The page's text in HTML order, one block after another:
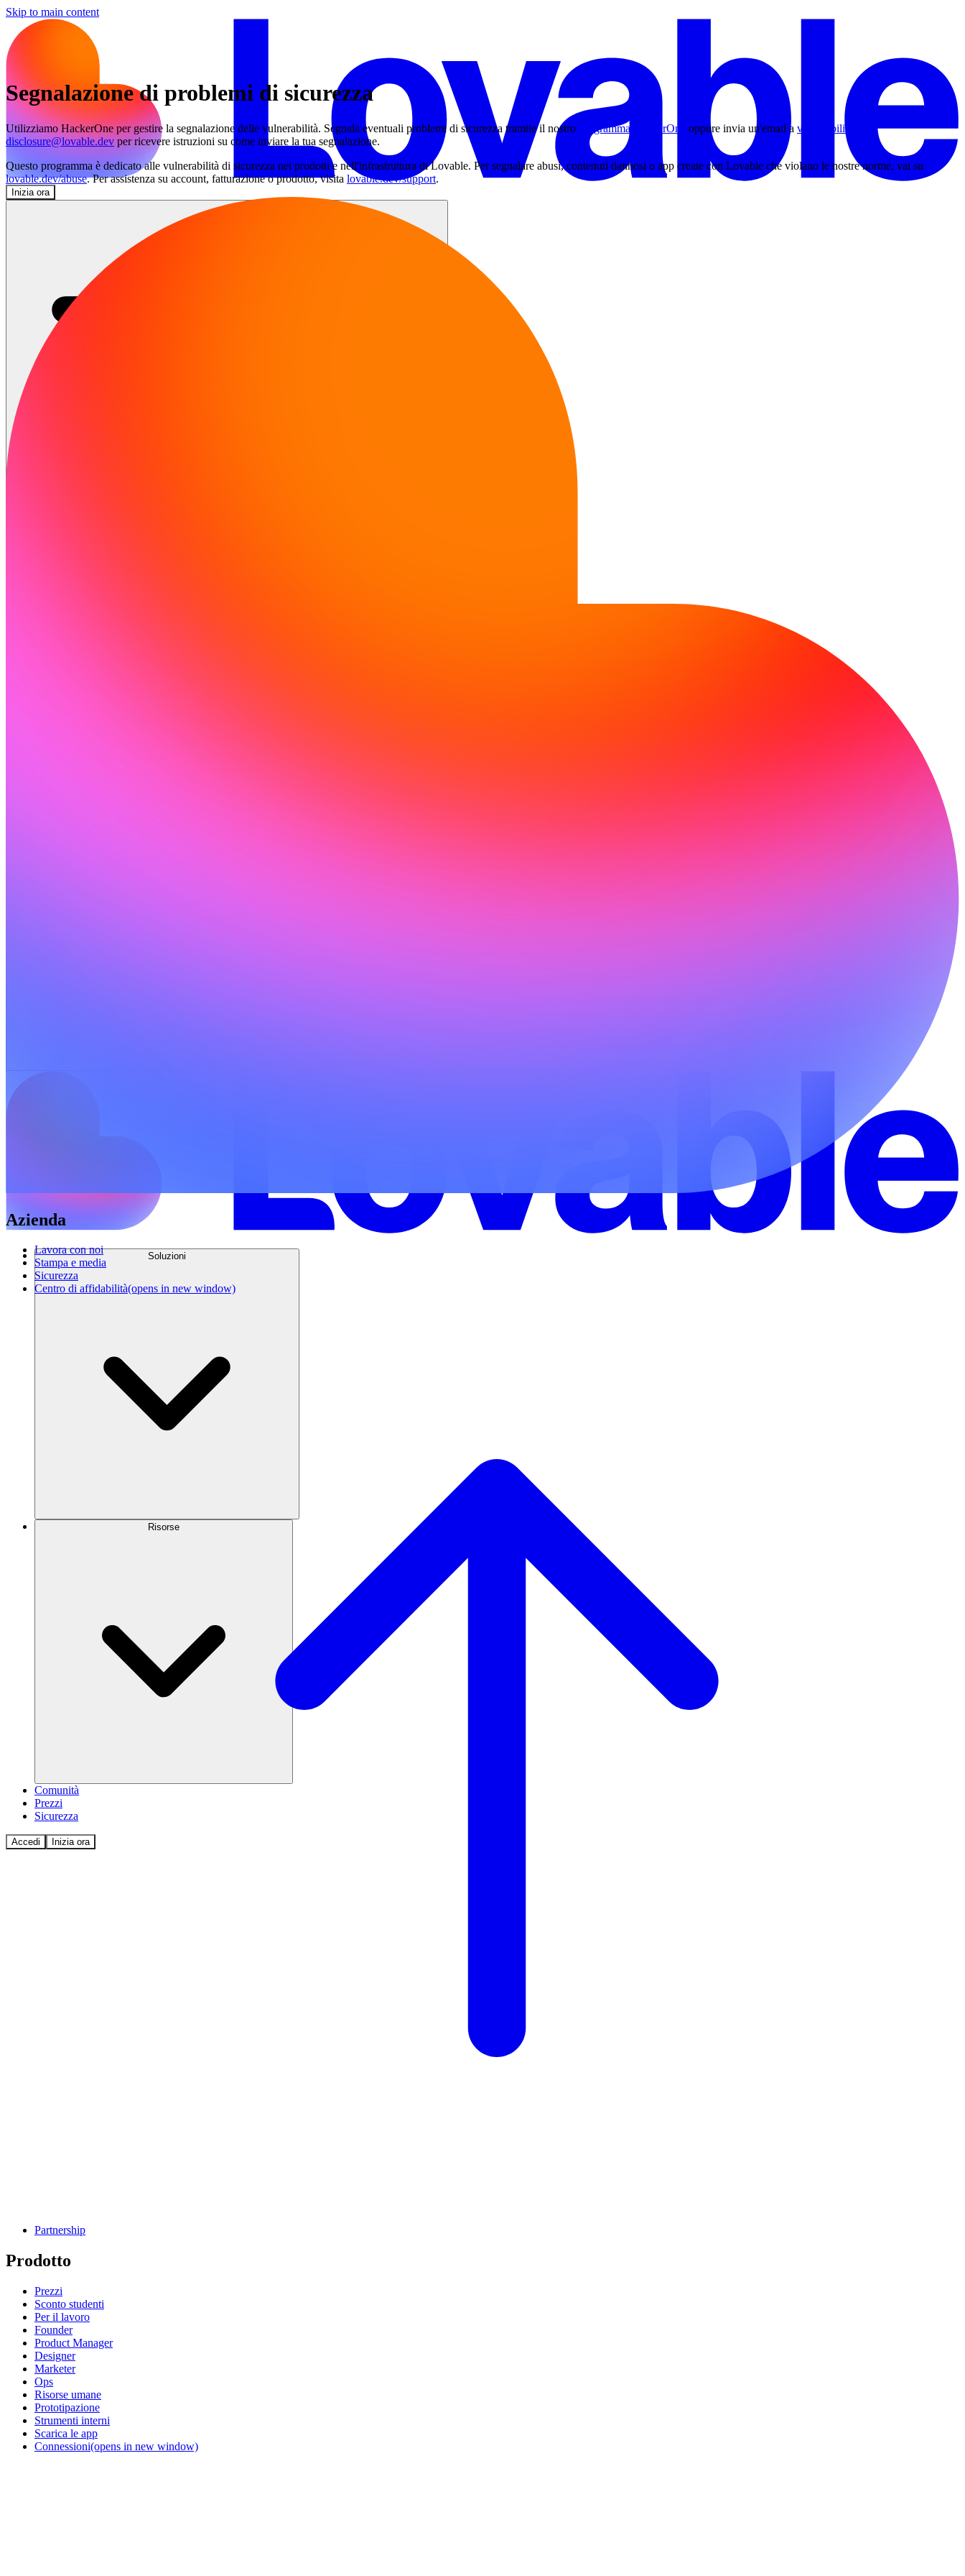
Skip to main content
Inizia ora
Soluzioni
Risorse
Comunità
Prezzi
Sicurezza
Accedi Inizia ora
Segnalazione di problemi di sicurezza
Utilizziamo HackerOne per gestire la segnalazione delle vulnerabilità. Segnala eventuali problemi di sicurezza tramite il nostro programma HackerOne oppure invia un'email a vulnerability-
disclosure@lovable.devper ricevere istruzioni su come inviare la tua segnalazione.
Questo programma è dedicato alle vulnerabilità di sicurezza nei prodotti e nell'infrastruttura di Lovable. Per segnalare abusi, contenuti dannosi o app create con Lovable che violano le nostre norme, vai su
lovable.dev/abuse. Per assistenza su account, fatturazione o prodotto, visita lovable.dev/support.
Azienda
Lavora con noi
Stampa e media
Sicurezza
Centro di affidabilità(opens in new window)
Partnership
Prodotto
Prezzi
Sconto studenti
Per il lavoro
Founder
Product Manager
Designer
Marketer
Ops
Risorse umane
Prototipazione
Strumenti interni
Scarica le app
Connessioni(opens in new window)